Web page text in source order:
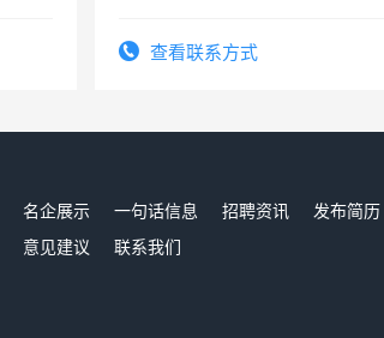
查看联系方式
名企展示 一句话信息 招聘资讯 发布简历
意见建议 联系我们